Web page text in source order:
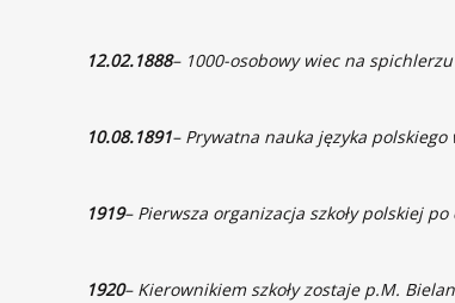
12.02.1888– 1000-osobowy wiec na
10.08.1891– Prywatna nauka języka
1919– Pierwsza organizacja szkoły polskiej
1920– Kierownikiem szkoły zostaje p.M.